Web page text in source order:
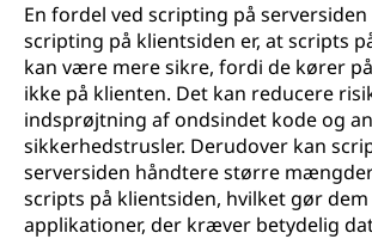
En fordel ved scripting på
scripting på klientsiden er, at scripts
kan være mere sikre, fordi de kører
ikke på klienten. Det kan reducere
indsprøjtning af ondsindet kode og
sikkerhedstrusler. Derudover kan
serversiden håndtere større
scripts på klientsiden, hvilket gør
applikationer, der kræver betydelig